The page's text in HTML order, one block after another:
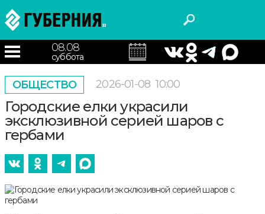
08.08
суббота
ОБЩЕСТВО 2026-01-08 10:00
Городские елки украсили
эксклюзивной серией шаров с
гербами